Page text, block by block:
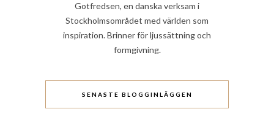
Gotfredsen, en danska verksam i
Stockholmsområdet med världen som
inspiration. Brinner för ljussättning och
formgivning.
SENASTE BLOGGINLÄGGEN